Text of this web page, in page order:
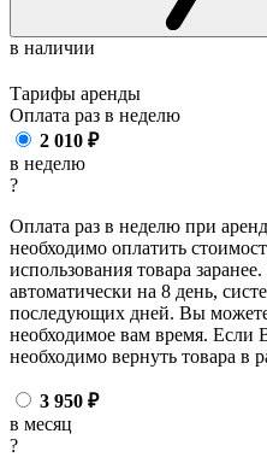
в наличии
Тарифы аренды
Оплата раз в неделю
2 010 ₽
в неделю
?
Оплата раз в неделю при
необходимо оплатить
использования товара
автоматически на 8 день,
последующих дней. Вы можете
необходимое вам время. Если
необходимо вернуть товара в
3 950 ₽
в месяц
?